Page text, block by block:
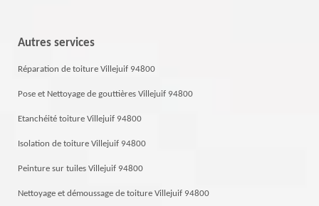
Autres services
Réparation de toiture Villejuif 94800
Pose et Nettoyage de gouttières Villejuif 94800
Etanchéité toiture Villejuif 94800
Isolation de toiture Villejuif 94800
Peinture sur tuiles Villejuif 94800
Nettoyage et démoussage de toiture Villejuif 94800